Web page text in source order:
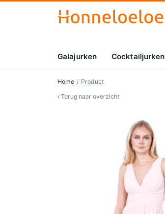
Galajurken Cocktailjurken
Home
Product
Terug naar overzicht